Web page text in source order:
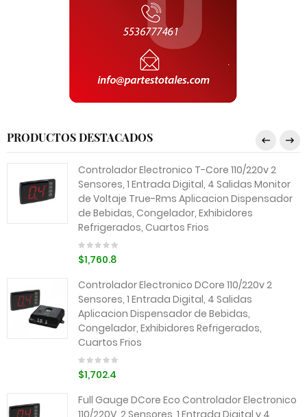
PRODUCTOS DESTACADOS
Controlador Electronico T-Core 110/220v 2
Sensores, 1 Entrada Digital, 4 Salidas Monitor
de Voltaje True-Rms Aplicacion Dispensador
de Bebidas, Congelador, Exhibidores
Refrigerados, Cuartos Frios
$1,760.8
Controlador Electronico DCore 110/220v 2
Sensores, 1 Entrada Digital, 4 Salidas
Aplicacion Dispensador de Bebidas,
Congelador, Exhibidores Refrigerados,
Cuartos Frios
$1,702.4
Full Gauge DCore Eco Controlador Electronico
110/220V, 2 Sensores, 1 Entrada Digital y 4